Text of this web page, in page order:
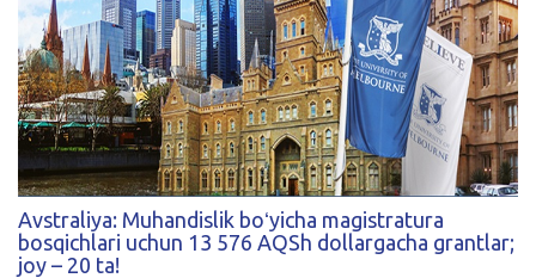
Yana
Qidirish
Avstraliya: Muhandislik boʻyicha magistratura
bosqichlari uchun 13 576 AQSh dollargacha grantlar;
joy – 20 ta!